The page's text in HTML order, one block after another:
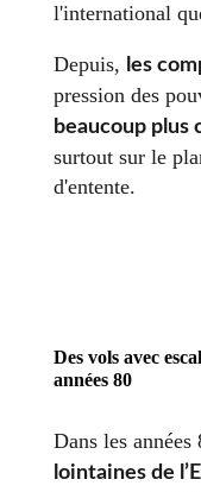
l'international
Depuis, les
pression des
beaucoup plus
surtout sur le
d'entente.
Des vols avec
années 80
Dans les années
lointaines de